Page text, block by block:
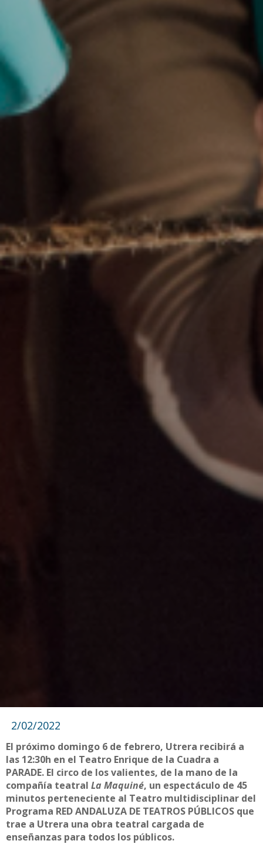
2/02/2022
El próximo domingo 6 de febrero, Utrera recibirá a
las 12:30h en el Teatro Enrique de la Cuadra a
PARADE. El circo de los valientes, de la mano de la
compañía teatral La Maquiné, un espectáculo de 45
minutos perteneciente al Teatro multidisciplinar del
Programa RED ANDALUZA DE TEATROS PÚBLICOS que
trae a Utrera una obra teatral cargada de
enseñanzas para todos los públicos.